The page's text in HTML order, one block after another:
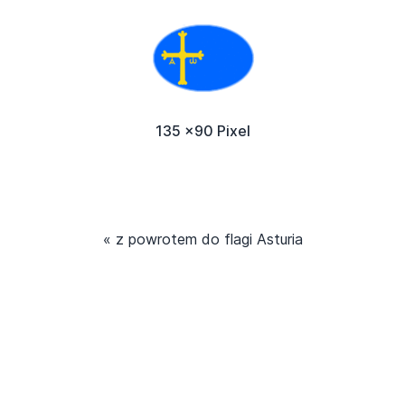
135 x90 Pixel
« z powrotem do flagi Asturia